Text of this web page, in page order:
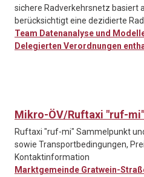
sichere Radverkehrsnetz basiert
berücksichtigt eine dezidierte
Team Datenanalyse und
Delegierten Verordnungen
Mikro-ÖV/Ruftaxi "ruf-mi"
Ruftaxi "ruf-mi" Sammelpunkt
sowie Transportbedingungen,
Kontaktinformation
Marktgemeinde Gratwein-